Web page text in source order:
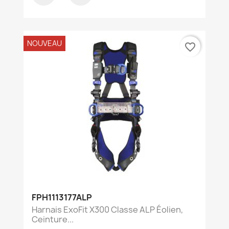
FPH1113177ALP
Harnais ExoFit X300 Classe ALP Éolien,
Ceinture...
NOUVEAU favorite_border